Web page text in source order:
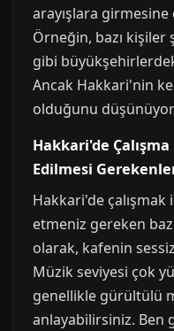
arayışlara
Örneğin, bazı kişiler
gibi
Ancak Hakkari'nin
olduğunu
Hakkari'de
Edilmesi
Hakkari'de
etmeniz gereken
olarak, kafenin
Müzik seviyesi çok
genellikle gürültülü
anlayabilirsiniz. Ben